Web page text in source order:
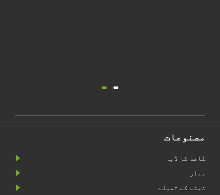
مصنوعات
کاغذ کا ڈبہ
میلر
شیشے کے تھیلے